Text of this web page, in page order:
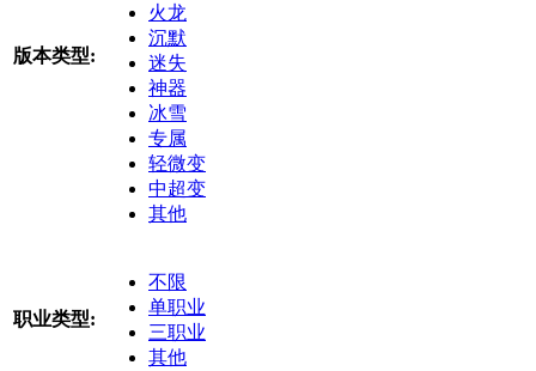
版本类型:
火龙
沉默
迷失
神器
冰雪
专属
轻微变
中超变
其他
职业类型:
不限
单职业
三职业
其他